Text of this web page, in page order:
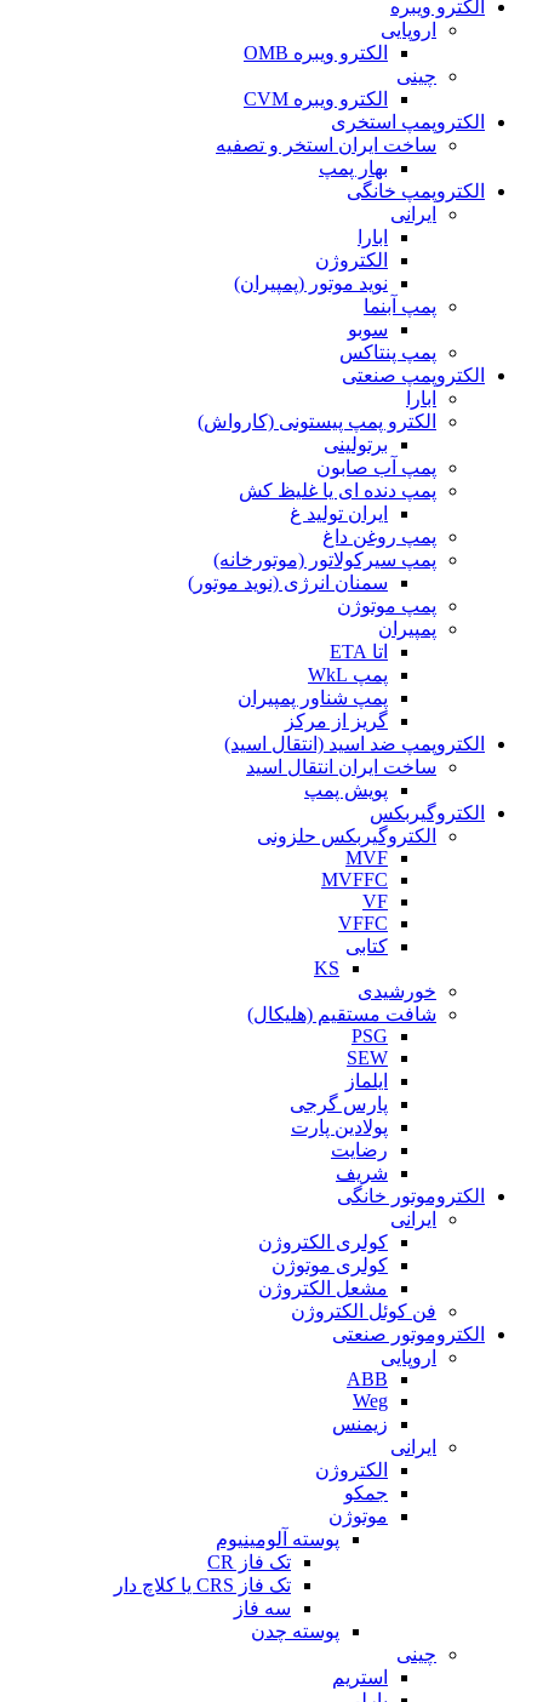
الکترو ویبره
اروپایی
الکترو ویبره OMB
چینی
الکترو ویبره CVM
الکتروپمپ استخری
ساخت ایران استخر و تصفیه
بهار پمپ
الکتروپمپ خانگی
ایرانی
ابارا
الکتروژن
نوید موتور (پمپیران)
پمپ آبنما
سوبو
پمپ پنتاکس
الکتروپمپ صنعتی
ابارا
الکترو پمپ پیستونی (کارواش)
برتولینی
پمپ آب صابون
پمپ دنده ای یا غلیظ کش
ایران تولید غ
پمپ روغن داغ
پمپ سیرکولاتور (موتورخانه)
سمنان انرژی (نوید موتور)
پمپ موتوژن
پمپیران
اتا ETA
پمپ WkL
پمپ شناور پمپیران
گریز از مرکز
الکتروپمپ ضد اسید (انتقال اسید)
ساخت ایران انتقال اسید
پویش پمپ
الکتروگیربکس
الکتروگیربکس حلزونی
MVF
MVFFC
VF
VFFC
کتابی
KS
خورشیدی
شافت مستقیم (هلیکال)
PSG
SEW
ایلماز
پارس گرجی
پولادین پارت
رضایت
شریف
الکتروموتور خانگی
ایرانی
کولری الکتروژن
کولری موتوژن
مشعل الکتروژن
فن کوئل الکتروژن
الکتروموتور صنعتی
اروپایی
ABB
Weg
زیمنس
ایرانی
الکتروژن
جمکو
موتوژن
پوسته آلومینیوم
تک فاز CR
تک فاز CRS یا کلاچ دار
سه فاز
پوسته چدن
چینی
استریم